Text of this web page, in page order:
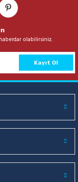
olabilirsiniz.
Kayıt Ol